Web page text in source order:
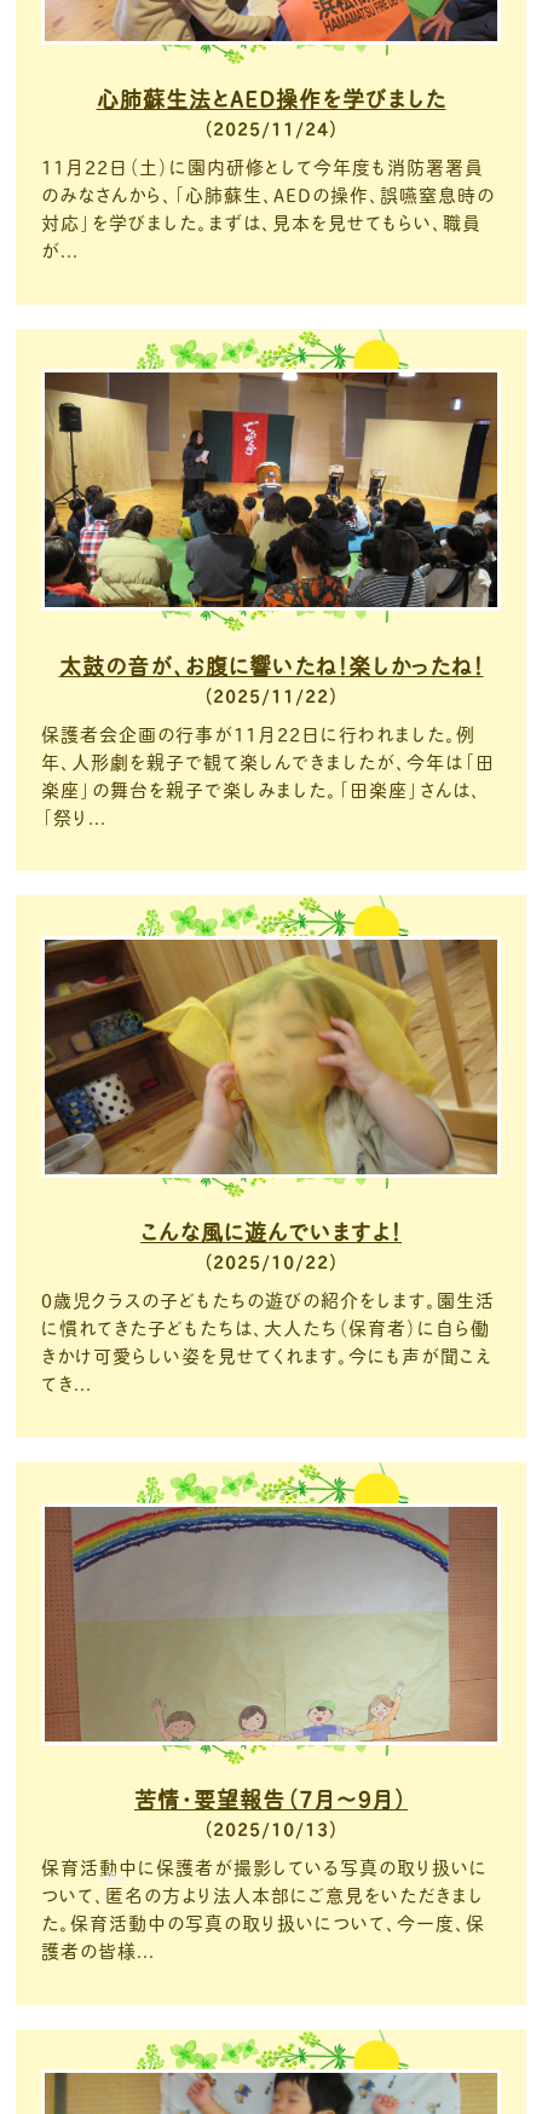
2025/11/24
心肺蘇生法とAED操作を学びました
11月22日（土）に園内研修として今年度も消防署署員
のみなさんから、「心肺蘇生、AEDの操作、誤嚥窒息時の
対応」を学びました。まずは、見本を見せてもらい、職員
が...
2025/11/22
太鼓の音が、お腹に響いたね！楽しかったね！
保護者会企画の行事が11月22日に行われました。例
年、人形劇を親子で観て楽しんできましたが、今年は「田
楽座」の舞台を親子で楽しみました。「田楽座」さんは、
「祭り...
2025/10/22
こんな風に遊んでいますよ！
０歳児クラスの子どもたちの遊びの紹介をします。園生活
に慣れてきた子どもたちは、大人たち（保育者）に自ら働
きかけ可愛らしい姿を見せてくれます。今にも声が聞こえ
てき...
2025/10/13
苦情・要望報告（7月～９月）
保育活動中に保護者が撮影している写真の取り扱いに
ついて、匿名の方より法人本部にご意見をいただきまし
た。保育活動中の写真の取り扱いについて、今一度、保
護者の皆様...